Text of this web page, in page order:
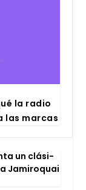
la radio
las mar­cas
un clá­si­
Jami­ro­quai